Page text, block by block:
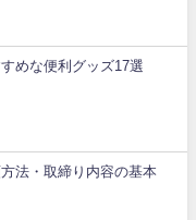
めな便利グッズ17選
法・取締り内容の基本